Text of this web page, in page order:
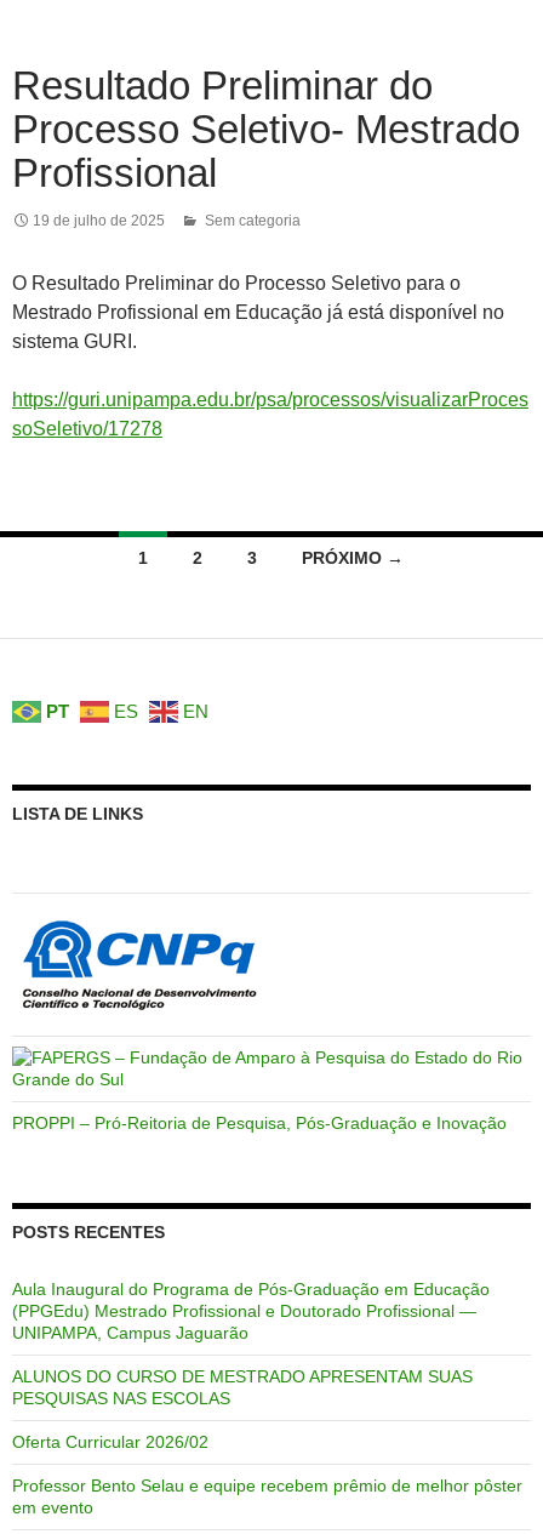
Resultado Preliminar do
Processo Seletivo- Mestrado
Profissional
19 de julho de 2025 Sem categoria
O Resultado Preliminar do Processo Seletivo para o
Mestrado Profissional em Educação já está disponível no
sistema GURI.
https://guri.unipampa.edu.br/psa/processos/visualizarProces
soSeletivo/17278
Navegação
posts
1 2 3 PRÓXIMO →
PT ES EN
LISTA DE LINKS
PROPPI – Pró-Reitoria de Pesquisa, Pós-Graduação e Inovação
POSTS RECENTES
Aula Inaugural do Programa de Pós-Graduação em Educação
(PPGEdu) Mestrado Profissional e Doutorado Profissional —
UNIPAMPA, Campus Jaguarão
ALUNOS DO CURSO DE MESTRADO APRESENTAM SUAS
PESQUISAS NAS ESCOLAS
Oferta Curricular 2026/02
Professor Bento Selau e equipe recebem prêmio de melhor pôster
em evento